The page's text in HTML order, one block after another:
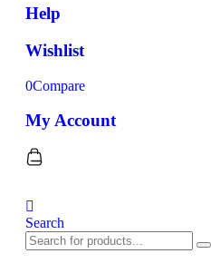
Help
Wishlist
0Compare
My Account
Search